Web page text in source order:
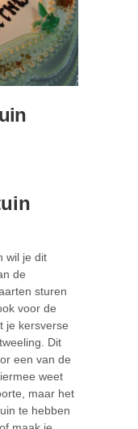
wil je dit
de
sturen
voor de
je kersverse
Dit
een van de
weet
maar het
te hebben